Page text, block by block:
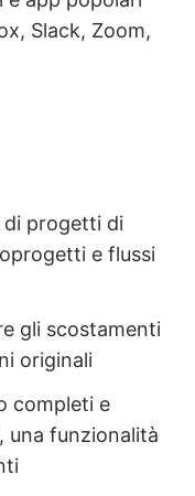
Slack, Zoom,
progetti di
e flussi
gli scostamenti
originali
completi e
una funzionalità